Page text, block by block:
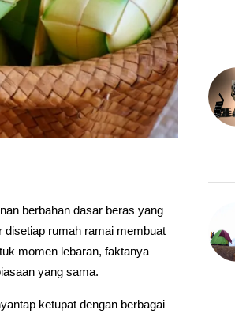
berbahan dasar beras yang
disetiap rumah ramai membuat
momen lebaran, faktanya
yang sama.
ketupat dengan berbagai